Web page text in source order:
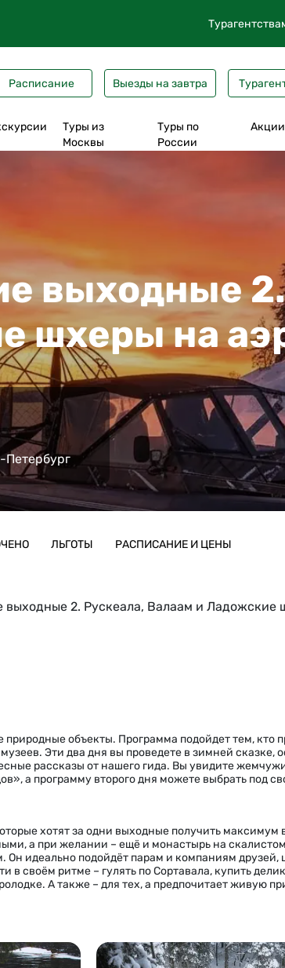
Расписание Выезды на завтра
Из Санкт-Петербурга
Из Екатеринбурга
Трансфер из ЛО
Туры из
Москвы
Петрозаводска
Туры по
России
Тверская область
Соловки
Карелия + Соловки
Карелия + СПб
Карелия + Выборг
Мурманская область
Калининградская
Акции
выходные
шхеры на
Петербург
ЛЬГОТЫ РАСПИСАНИЕ И ЦЕНЫ
выходные 2. Рускеала, Валаам и Ладожские
объекты. Программа подойдет тем, кто
Эти два дня вы проведете в зимней сказке,
рассказы от нашего гида. Вы увидите
а программу второго дня можете выбрать под
хотят за одни выходные получить максимум
а при желании – ещё и монастырь на
Он идеально подойдёт парам и компаниям
в своём ритме – гулять по Сортавала, купить
А также – для тех, а предпочитает живую